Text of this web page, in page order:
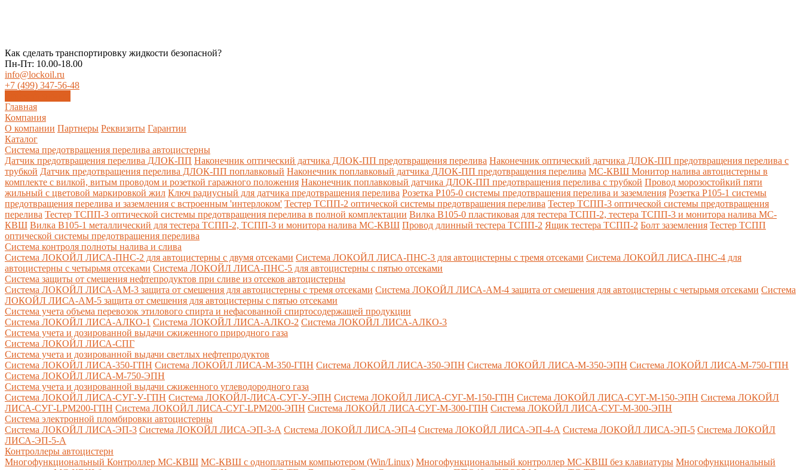
Как сделать транспортировку жидкости безопасной?
Пн-Пт: 10.00-18.00
info@lockoil.ru
+7 (499) 347-56-48
Главная
Компания
О компании Партнеры Реквизиты Гарантии
Каталог
Система предотвращения перелива автоцистерны
Датчик предотвращения перелива ДЛОК-ПП Наконечник оптический датчика ДЛОК-ПП предотвращения перелива Наконечник оптический датчика ДЛОК-ПП предотвращения перелива с
трубкой Датчик предотвращения перелива ДЛОК-ПП поплавковый Наконечник поплавковый датчика ДЛОК-ПП предотвращения перелива МС-КВШ Монитор налива автоцистерны в
комплекте с вилкой, витым проводом и розеткой гаражного положения Наконечник поплавковый датчика ДЛОК-ПП предотвращения перелива с трубкой Провод морозостойкий пяти
жильный с цветовой маркировкой жил Ключ радиусный для датчика предотвращения перелива Розетка Р105-0 системы предотвращения перелива и заземления Розетка Р105-1 системы
предотвращения перелива и заземления с встроенным 'интерлоком' Тестер ТСПП-2 оптической системы предотвращения перелива Тестер ТСПП-3 оптической системы предотвращения
перелива Тестер ТСПП-3 оптической системы предотвращения перелива в полной комплектации Вилка В105-0 пластиковая для тестера ТСПП-2, тестера ТСПП-3 и монитора налива МС-
КВШ Вилка В105-1 металлический для тестера ТСПП-2, ТСПП-3 и монитора налива МС-КВШ Провод длинный тестера ТСПП-2 Ящик тестера ТСПП-2 Болт заземления Тестер ТСПП
оптической системы предотвращения перелива
Cистема контроля полноты налива и слива
Система ЛОКОЙЛ ЛИСА-ПНС-2 для автоцистерны с двумя отсеками Система ЛОКОЙЛ ЛИСА-ПНС-3 для автоцистерны с тремя отсеками Система ЛОКОЙЛ ЛИСА-ПНС-4 для
автоцистерны с четырьмя отсеками Система ЛОКОЙЛ ЛИСА-ПНС-5 для автоцистерны с пятью отсеками
Система защиты от смешения нефтепродуктов при сливе из отсеков автоцистерны
Система ЛОКОЙЛ ЛИСА-AM-3 защита от смешения для автоцистерны с тремя отсеками Система ЛОКОЙЛ ЛИСА-AM-4 защита от смешения для автоцистерны с четырьмя отсеками Система
ЛОКОЙЛ ЛИСА-AM-5 защита от смешения для автоцистерны с пятью отсеками
Система учета объема перевозок этилового спирта и нефасованной спиртосодержащей продукции
Система ЛОКОЙЛ ЛИСА-AЛКО-1 Система ЛОКОЙЛ ЛИСА-АЛКО-2 Система ЛОКОЙЛ ЛИСА-АЛКО-3
Система учета и дозированной выдачи сжиженного природного газа
Система ЛОКОЙЛ ЛИСА-СПГ
Система учета и дозированной выдачи светлых нефтепродуктов
Система ЛОКОЙЛ ЛИСА-350-ГПН Система ЛОКОЙЛ ЛИСА-М-350-ГПН Система ЛОКОЙЛ ЛИСА-350-ЭПН Система ЛОКОЙЛ ЛИСА-М-350-ЭПН Система ЛОКОЙЛ ЛИСА-М-750-ГПН
Система ЛОКОЙЛ ЛИСА-М-750-ЭПН
Система учета и дозированной выдачи сжиженного углеводородного газа
Система ЛОКОЙЛ ЛИСА-СУГ-У-ГПН Система ЛОКОЙЛ-ЛИСА-СУГ-У-ЭПН Система ЛОКОЙЛ ЛИСА-СУГ-М-150-ГПН Система ЛОКОЙЛ ЛИСА-СУГ-М-150-ЭПН Система ЛОКОЙЛ
ЛИСА-СУГ-LPM200-ГПН Система ЛОКОЙЛ ЛИСА-СУГ-LPM200-ЭПН Система ЛОКОЙЛ ЛИСА-СУГ-М-300-ГПН Система ЛОКОЙЛ ЛИСА-СУГ-М-300-ЭПН
Система электронной пломбировки автоцистерны
Система ЛОКОЙЛ ЛИСА-ЭП-3 Система ЛОКОЙЛ ЛИСА-ЭП-3-А Система ЛОКОЙЛ ЛИСА-ЭП-4 Система ЛОКОЙЛ ЛИСА-ЭП-4-А Система ЛОКОЙЛ ЛИСА-ЭП-5 Система ЛОКОЙЛ
ЛИСА-ЭП-5-А
Контроллеры автоцистерн
Многофункциональный Контроллер МС-КВШ МС-КВШ с одноплатным компьютером (Win/Linux) Многофункциональный контроллер МС-КВШ без клавиатуры Многофункциональный